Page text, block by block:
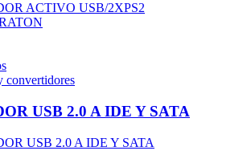
convertidores
USB 2.0 A IDE Y SATA